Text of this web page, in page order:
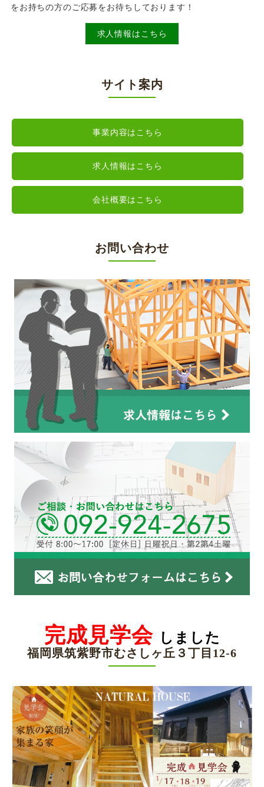
をお持ちの方のご応募をお待ちしております！
求人情報はこちら
サイト案内
事業内容はこちら
求人情報はこちら
会社概要はこちら
お問い合わせ
完成見学会 しました
福岡県筑紫野市むさしヶ丘３丁目12-6